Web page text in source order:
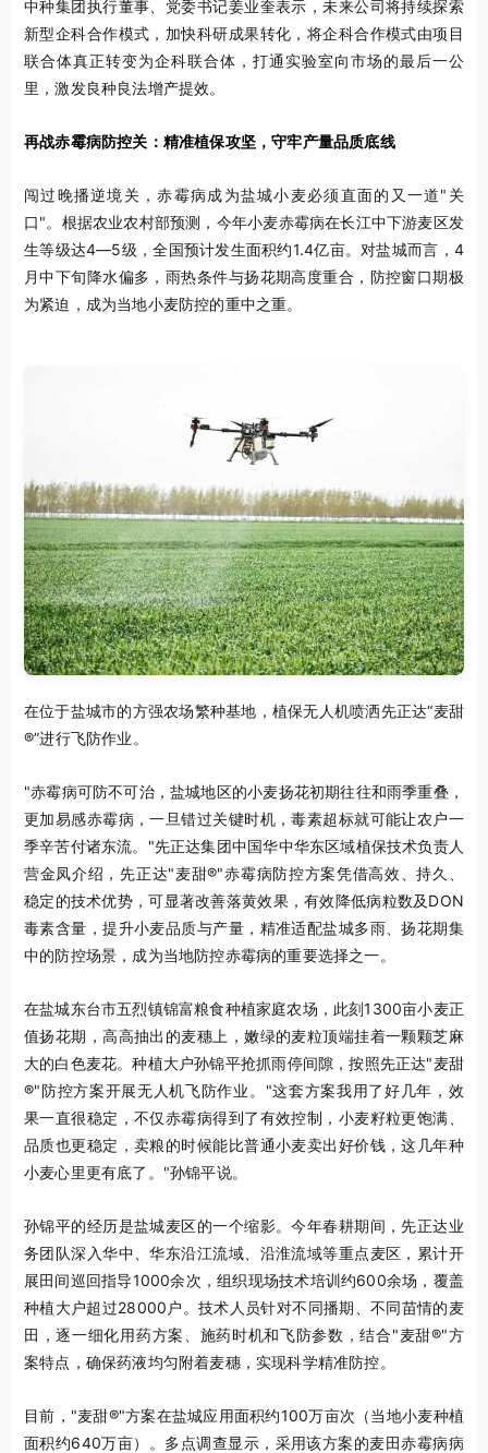
中种集团执行董事、党委书记姜业奎表示，未来公司将持续探索
新型企科合作模式，加快科研成果转化，将企科合作模式由项目
联合体真正转变为企科联合体，打通实验室向市场的最后一公
里，激发良种良法增产提效。
再战赤霉病防控关：精准植保攻坚，守牢产量品质底线
闯过晚播逆境关，赤霉病成为盐城小麦必须直面的又一道"关
口"。根据农业农村部预测，今年小麦赤霉病在长江中下游麦区发
生等级达4—5级，全国预计发生面积约1.4亿亩。对盐城而言，4
月中下旬降水偏多，雨热条件与扬花期高度重合，防控窗口期极
为紧迫，成为当地小麦防控的重中之重。
在位于盐城市的方强农场繁种基地，植保无人机喷洒先正达“麦甜
®”进行飞防作业。
"赤霉病可防不可治，盐城地区的小麦扬花初期往往和雨季重叠，
更加易感赤霉病，一旦错过关键时机，毒素超标就可能让农户一
季辛苦付诸东流。"先正达集团中国华中华东区域植保技术负责人
营金凤介绍，先正达"麦甜®"赤霉病防控方案凭借高效、持久、
稳定的技术优势，可显著改善落黄效果，有效降低病粒数及DON
毒素含量，提升小麦品质与产量，精准适配盐城多雨、扬花期集
中的防控场景，成为当地防控赤霉病的重要选择之一。
在盐城东台市五烈镇锦富粮食种植家庭农场，此刻1300亩小麦正
值扬花期，高高抽出的麦穗上，嫩绿的麦粒顶端挂着一颗颗芝麻
大的白色麦花。种植大户孙锦平抢抓雨停间隙，按照先正达"麦甜
®"防控方案开展无人机飞防作业。"这套方案我用了好几年，效
果一直很稳定，不仅赤霉病得到了有效控制，小麦籽粒更饱满、
品质也更稳定，卖粮的时候能比普通小麦卖出好价钱，这几年种
小麦心里更有底了。"孙锦平说。
孙锦平的经历是盐城麦区的一个缩影。今年春耕期间，先正达业
务团队深入华中、华东沿江流域、沿淮流域等重点麦区，累计开
展田间巡回指导1000余次，组织现场技术培训约600余场，覆盖
种植大户超过28000户。技术人员针对不同播期、不同苗情的麦
田，逐一细化用药方案、施药时机和飞防参数，结合"麦甜®"方
案特点，确保药液均匀附着麦穗，实现科学精准防控。
目前，"麦甜®"方案在盐城应用面积约100万亩次（当地小麦种植
面积约640万亩）。多点调查显示，采用该方案的麦田赤霉病病